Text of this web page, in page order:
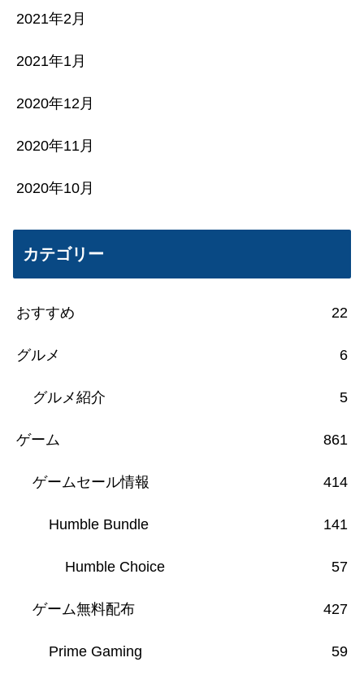
2021年2月
2021年1月
2020年12月
2020年11月
2020年10月
カテゴリー
おすすめ 22
グルメ 6
グルメ紹介 5
ゲーム 861
ゲームセール情報 414
Humble Bundle 141
Humble Choice 57
ゲーム無料配布 427
Prime Gaming 59